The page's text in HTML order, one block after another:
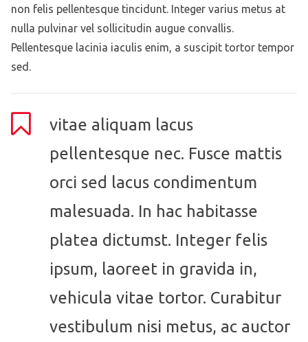
non felis pellentesque tincidunt. Integer varius metus at
nulla pulvinar vel sollicitudin augue convallis.
Pellentesque lacinia iaculis enim, a suscipit tortor tempor
sed.
vitae aliquam lacus
pellentesque nec. Fusce mattis
orci sed lacus condimentum
malesuada. In hac habitasse
platea dictumst. Integer felis
ipsum, laoreet in gravida in,
vehicula vitae tortor. Curabitur
vestibulum nisi metus, ac auctor